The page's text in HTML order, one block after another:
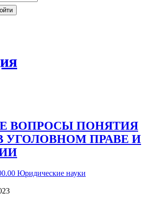
ВОПРОСЫ ПОНЯТИЯ
УГОЛОВНОМ ПРАВЕ И
Юридические науки